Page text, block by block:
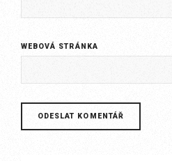
WEBOVÁ STRÁNKA